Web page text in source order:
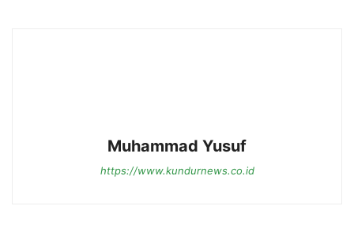
Muhammad Yusuf
https://www.kundurnews.co.id